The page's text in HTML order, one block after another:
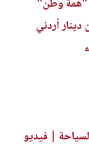
"همة وطن"
أردني
| فيديو